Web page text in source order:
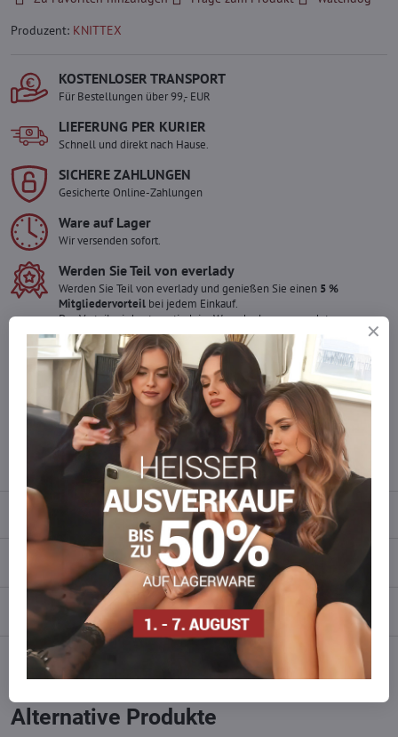
Produzent: KNITTEX
KOSTENLOSER TRANSPORT
Für Bestellungen über 99,- EUR
LIEFERUNG PER KURIER
Schnell und direkt nach Hause.
SICHERE ZAHLUNGEN
Gesicherte Online-Zahlungen
Ware auf Lager
Wir versenden sofort.
Werden Sie Teil von everlady
Werden Sie Teil von everlady und genießen Sie einen 5 %
Mitgliedervorteil bei jedem Einkauf.
Der Vorteil wird automatisch im Warenkorb angewendet.
Möchten Sie mehr bestellen ?
Zögern Sie nicht, uns zu kontaktieren, wir füllen die Ware für Sie
wieder auf!
info​​@everlady​​.eu
Beschreibung
Bewertungen 0
Diskussion 0
FacebookTwitterBlueskyPinterestReddit LinkedInWhatsApp
E-
Alternative Produkte